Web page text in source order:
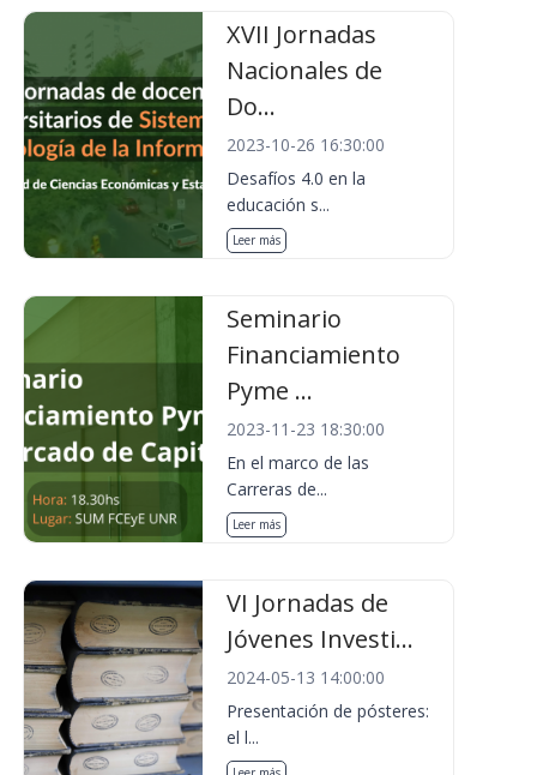
XVII Jornadas
Nacionales de
Do...
2023-10-26 16:30:00
Desafíos 4.0 en la
educación s...
Leer más
Seminario
Financiamiento
Pyme ...
2023-11-23 18:30:00
En el marco de las
Carreras de...
Leer más
VI Jornadas de
Jóvenes Investi...
2024-05-13 14:00:00
Presentación de pósteres:
el l...